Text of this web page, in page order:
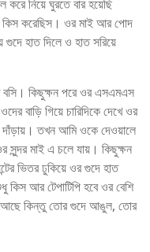
নিয়ে ঘুরতে বার হয়েছি
কিস করেছিস। ওর মাই আর পোদ
হাত দিলে ও হাত সরিয়ে
বসি। কিছুক্ষন পরে ওর এসএমএস
বাড়ি গিয়ে চারিদিকে দেখে ওর
তখন আমি ওকে দেওয়ালে
সুন্দর মাই এ চলে যায়। কিছুক্ষন
ভিতর ঢুকিয়ে ওর গুদে হাত
আর টেপাটিপি হবে ওর বেশি
আছে কিন্তু তোর গুদে আঙুল, তোর